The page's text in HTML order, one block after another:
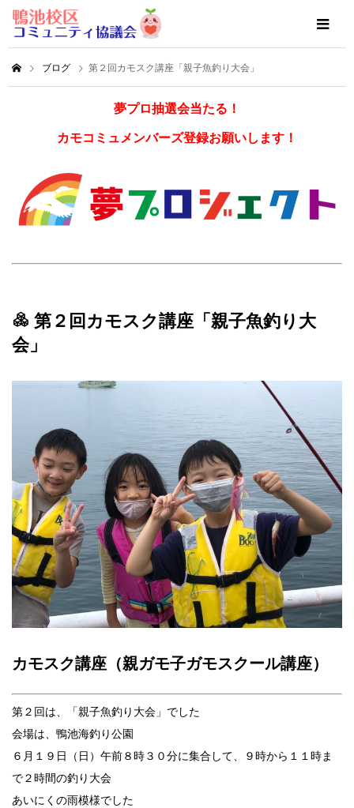
ブログ 第２回カモスク講座「親子魚釣り大会」
夢プロ抽選会当たる！
カモコミュメンバーズ登録お願いします！
第２回カモスク講座「親子魚釣り大
会」
カモスク講座（親ガモ子ガモスクール講座）
第２回は、「親子魚釣り大会」でした
会場は、鴨池海釣り公園
６月１９日（日）午前８時３０分に集合して、９時から１１時ま
で２時間の釣り大会
あいにくの雨模様でした